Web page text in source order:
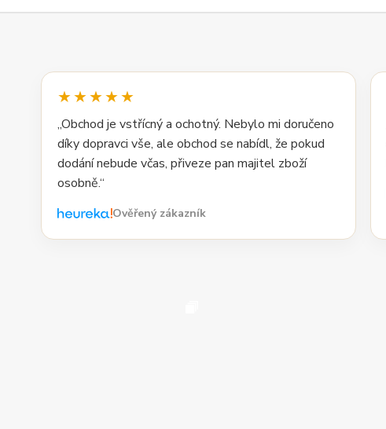
★★★★★
„Obchod je vstřícný a ochotný. Nebylo mi doručeno
díky dopravci vše, ale obchod se nabídl, že pokud
dodání nebude včas, přiveze pan majitel zboží
osobně.“
Ověřený zákazník